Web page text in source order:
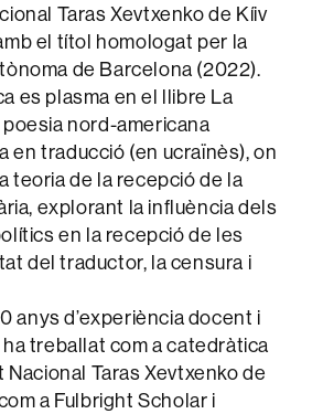
Taras Xevtxenko de Kíiv
el títol homologat per la
de Barcelona (2022).
es plasma en el llibre La
nord-americana
en traducció (en ucraïnès), on
teoria de la recepció de la
explorant la influència dels
en la recepció de les
del traductor, la censura i
anys d’experiència docent i
treballat com a catedràtica
Nacional Taras Xevtxenko de
a Fulbright Scholar i